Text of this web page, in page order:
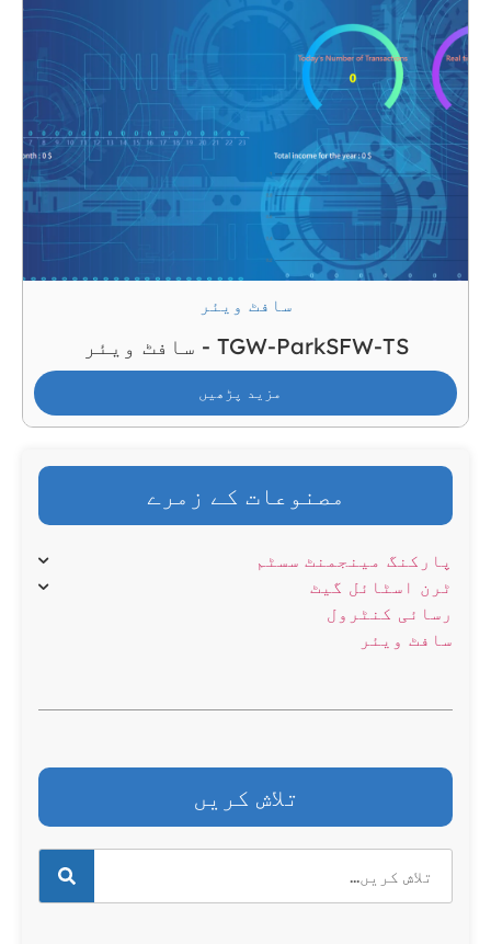
مصنوعات کے زمرے
پارکنگ مینجمنٹ سسٹم
ٹرن اسٹائل گیٹ
رسائی کنٹرول
سافٹ ویئر
تلاش کریں
سافٹ ویئر
سافٹ ویئر - TGW-ParkSFW-TS
مزید پڑھیں